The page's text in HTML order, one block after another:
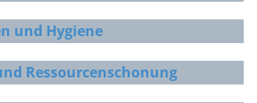
und Hygiene
Ressourcenschonung